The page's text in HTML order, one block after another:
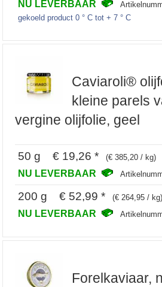
NU LEVERBAAR
gekoeld product 0 ° C tot + 7 ° C
Caviaroli®
kleine parels
vergine olijfolie, geel
50 g € 19,26 * (€ 385,20 / kg)
NU LEVERBAAR
200 g € 52,99 * (€ 264,95 / kg)
NU LEVERBAAR
Forelkaviaar,